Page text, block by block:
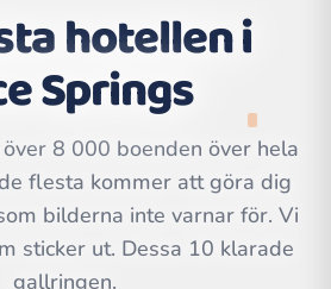
Leaflet
©
hotellen i
Springs
8 000 boenden över hela
flesta kommer att göra dig
bilderna inte varnar för. Vi
sticker ut. Dessa 10 klarade
gallringen.